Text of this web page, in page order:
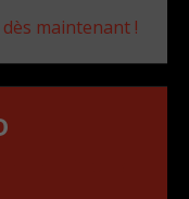
maintenant !